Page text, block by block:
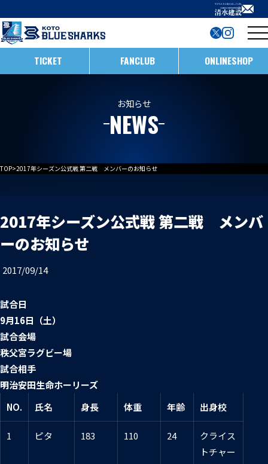
TICKET FANCLUB ONLINESHOP
お知らせ
NEWS
TOP>2017年シーズン公式戦 第二戦 メンバーのお知らせ
2017年シーズン公式戦 第二戦 メンバ
ーのお知らせ
2017/09/14
試合日
9月16日（土）
試合会場
秩父宮ラグビー場
試合相手
明治安田生命ホーリーズ
NO.
氏名 身長 体重 年齢 出身校
1 ピタ 183 110 24
クライス
トチャー
インフォメーション
お知らせ
試合情報
D1/D2入替戦
ホストゲーム最終
チームについて
チーム情報
ACADEMY
パートナー募集
プライバシーポリシー